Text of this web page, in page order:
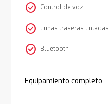
check_circle Control de voz
check_circle Lunas traseras tintadas
check_circle Bluetooth
Equipamiento completo